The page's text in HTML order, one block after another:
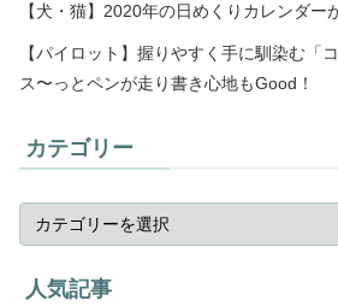
【犬・猫】2020年の日めくりカレンダー
【パイロット】握りやすく手に馴染む「
ス〜っとペンが走り書き心地もGood！
カテゴリー
人気記事